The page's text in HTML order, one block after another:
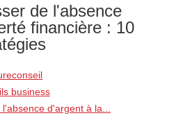
de l'absence
financière : 10
business
d'argent à la...